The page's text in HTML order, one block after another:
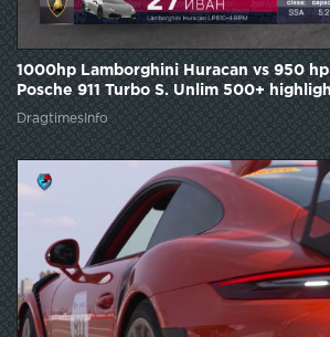
1000hp Lamborghini Huracan vs 950
Posche 911 Turbo S. Unlim 500+
DragtimesInfo